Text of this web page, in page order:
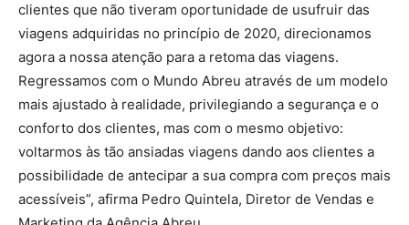
clientes que não tiveram oportunidade de usufruir das
viagens adquiridas no princípio de 2020, direcionamos
agora a nossa atenção para a retoma das viagens.
Regressamos com o Mundo Abreu através de um modelo
mais ajustado à realidade, privilegiando a segurança e o
conforto dos clientes, mas com o mesmo objetivo:
voltarmos às tão ansiadas viagens dando aos clientes a
possibilidade de antecipar a sua compra com preços mais
acessíveis”, afirma Pedro Quintela, Diretor de Vendas e